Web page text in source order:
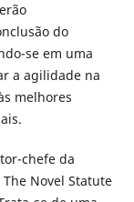
do
se em uma
a agilidade na
melhores
chefe da
Novel Statute